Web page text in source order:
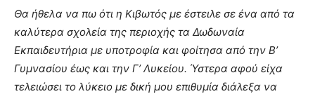
Θα ήθελα να πω ότι η Κιβωτός με έστειλε σε ένα από τα
καλύτερα σχολεία της περιοχής τα Δωδωναία
Εκπαιδευτήρια με υποτροφία και φοίτησα από την Β’
Γυμνασίου έως και την Γ’ Λυκείου. Ύστερα αφού είχα
τελειώσει το λύκειο με δική μου επιθυμία διάλεξα να